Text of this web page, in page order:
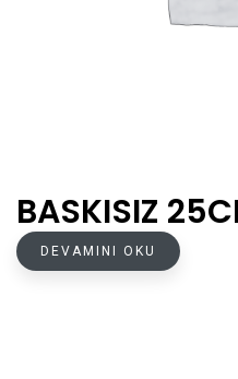
BASKISIZ
DEVAMINI OKU